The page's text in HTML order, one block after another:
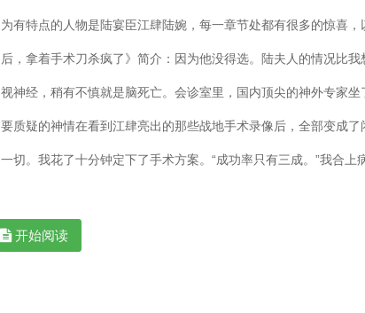
为有特点的人物是陆宴臣江肆陆婉，每一章节处都有很多的惊喜
后，拿着手术刀杀疯了》简介：因为他没得选。陆夫人的情况比
视神经，稍有不慎就是脑死亡。会诊室里，国内顶尖的神外专家
要质疑的神情在看到江肆亮出的那些战地手术录像后，全部变成
一切。我花了十分钟定下了手术方案。“成功率只有三成。”我合上
开始阅读